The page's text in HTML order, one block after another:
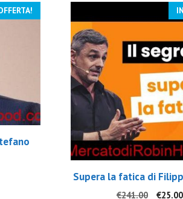
Supera la fatica di
€241.00
Il
€25.00Il